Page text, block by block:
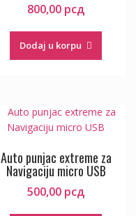
800,00 рсд
Dodaj u korpu
Auto punjac extreme za
Navigaciju micro USB
500,00 рсд